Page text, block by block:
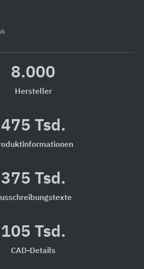
8.000
Hersteller
475 Tsd.
375 Tsd.
105 Tsd.
CAD-Details